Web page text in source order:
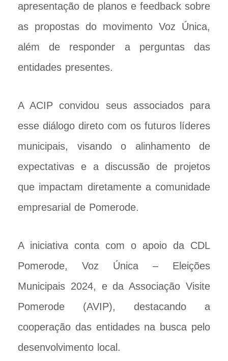
apresentação de planos e feedback sobre
as propostas do movimento Voz Única,
além de responder a perguntas das
entidades presentes.
A ACIP convidou seus associados para
esse diálogo direto com os futuros líderes
municipais, visando o alinhamento de
expectativas e a discussão de projetos
que impactam diretamente a comunidade
empresarial de Pomerode.
A iniciativa conta com o apoio da CDL
Pomerode, Voz Única – Eleições
Municipais 2024, e da Associação Visite
Pomerode (AVIP), destacando a
cooperação das entidades na busca pelo
desenvolvimento local.